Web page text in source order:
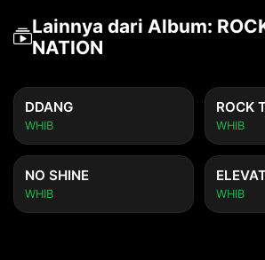
Lainnya dari Album:
NATION
DDANG
WHIB
ROCK
WHIB
NO SHINE
WHIB WHIB